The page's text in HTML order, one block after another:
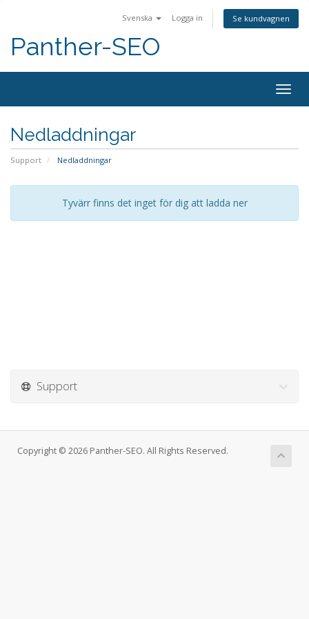
Svenska Logga in Se kundvagnen
Panther-SEO
Nedladdningar
Support Nedladdningar
Tyvärr finns det inget för dig att ladda ner
Support
Copyright © 2026 Panther-SEO. All Rights Reserved.